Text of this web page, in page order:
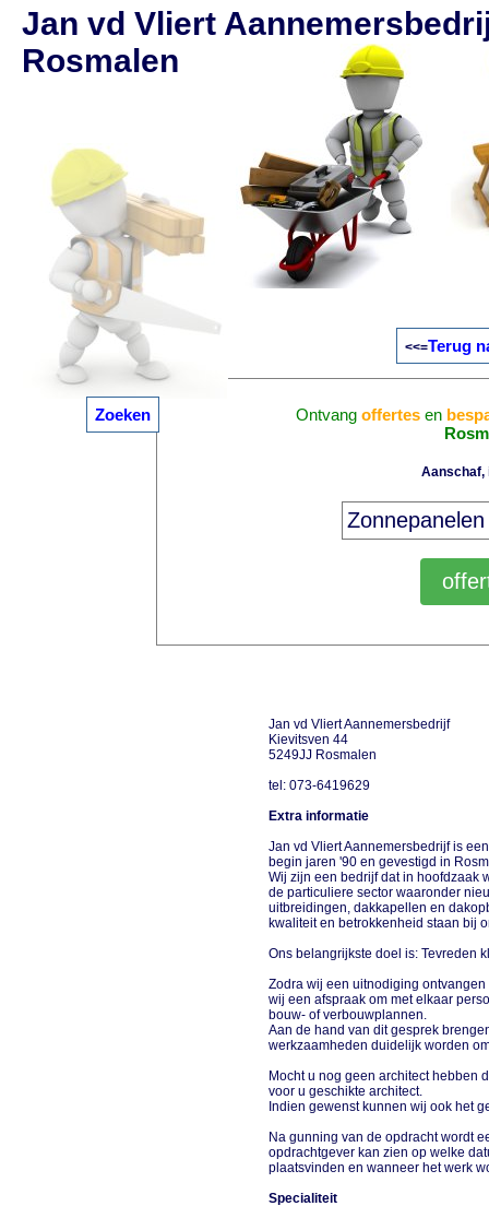
Zoeken
Jan vd Vliert
Rosmalen
<<=Terug
Ontvang offertesen
Aanschaf,
Jan vd Vliert Aannemersbedrijf
Kievitsven 44
5249JJ Rosmalen
tel: 073-6419629
Extra informatie
Jan vd Vliert Aannemersbedrijf is
begin jaren '90 en gevestigd in
Wij zijn een bedrijf dat in hoofdzaak
de particuliere sector waaronder
uitbreidingen, dakkapellen en
kwaliteit en betrokkenheid staan bij
Ons belangrijkste doel is: Tevreden
Zodra wij een uitnodiging
wij een afspraak om met elkaar
bouw- of verbouwplannen.
Aan de hand van dit gesprek
werkzaamheden duidelijk worden
Mocht u nog geen architect hebben
voor u geschikte architect.
Indien gewenst kunnen wij ook het
Na gunning van de opdracht wordt
opdrachtgever kan zien op welke
plaatsvinden en wanneer het werk
Specialiteit